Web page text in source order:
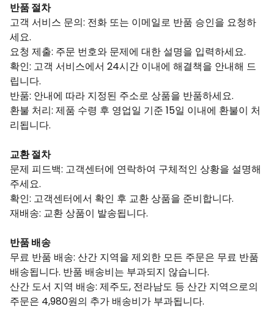
반품 절차
고객 서비스 문의: 전화 또는 이메일로 반품 승인을 요청하
세요.
요청 제출: 주문 번호와 문제에 대한 설명을 입력하세요.
확인: 고객 서비스에서 24시간 이내에 해결책을 안내해 드
립니다.
반품: 안내에 따라 지정된 주소로 상품을 반품하세요.
환불 처리: 제품 수령 후 영업일 기준 15일 이내에 환불이 처
리됩니다.
교환 절차
문제 피드백: 고객센터에 연락하여 구체적인 상황을 설명해
주세요.
확인: 고객센터에서 확인 후 교환 상품을 준비합니다.
재배송: 교환 상품이 발송됩니다.
반품 배송
무료 반품 배송: 산간 지역을 제외한 모든 주문은 무료 반품
배송됩니다. 반품 배송비는 부과되지 않습니다.
산간 도서 지역 배송: 제주도, 전라남도 등 산간 지역으로의
주문은 4,980원의 추가 배송비가 부과됩니다.